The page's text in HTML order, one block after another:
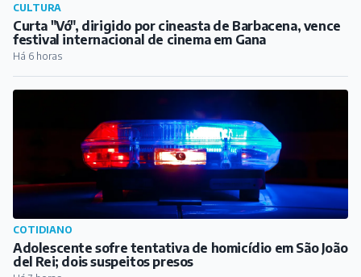
CULTURA
Curta "Vó", dirigido por cineasta de Barbacena, vence
festival internacional de cinema em Gana
Há 6 horas
COTIDIANO
Adolescente sofre tentativa de homicídio em São João
del Rei; dois suspeitos presos